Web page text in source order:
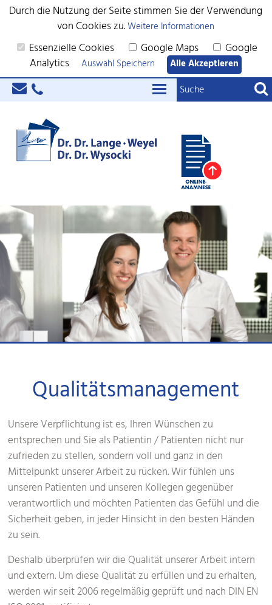
Durch die Nutzung der Seite stimmen Sie der Verwendung
von Cookies zu.Weitere Informationen
Essenzielle Cookies Google Maps Google
Analytics Auswahl Speichern Alle Akzeptieren
Qualitätsmanagement
Unsere Verpflichtung ist es, Ihren Wünschen zu
entsprechen und Sie als Patientin / Patienten nicht nur
zufrieden zu stellen, sondern voll und ganz in den
Mittelpunkt unserer Arbeit zu rücken. Wir fühlen uns
unseren Patienten und unseren Kollegen gegenüber
verantwortlich und möchten Patienten das Gefühl und die
Sicherheit geben, in jeder Hinsicht in den besten Händen
zu sein.
Deshalb überprüfen wir die Qualität unserer Arbeit intern
und extern. Um diese Qualität zu erfüllen und zu erhalten,
werden wir seit 2006 regelmäßig geprüft und nach DIN EN